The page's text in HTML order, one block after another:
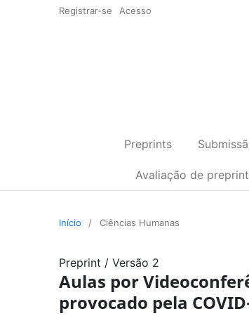
Registrar-se Acesso
Preprints
Avaliação de
Início / Ciências Humanas
Preprint / Versão 2
Aulas por
provocado pela